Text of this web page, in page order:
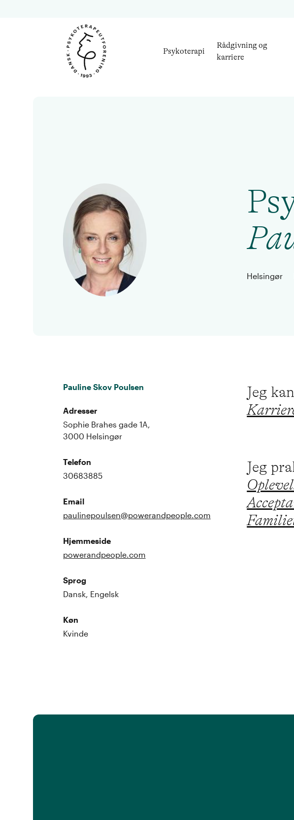
Psykoterapi
Rådgivning og
karriere
Helsingør
Pauline Skov Poulsen
Adresser
Sophie Brahes gade 1A,
3000 Helsingør
Telefon
30683885
Email
paulinepoulsen@powerandpeople.com
Hjemmeside
powerandpeople.com
Sprog
Dansk, Engelsk
Køn
Kvinde
Jeg
Jeg